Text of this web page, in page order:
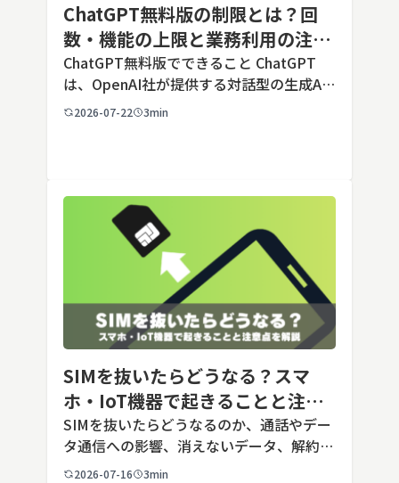
ChatGPT無料版の制限とは？回
数・機能の上限と業務利用の注意
点を解説【2026年最新】
ChatGPT無料版でできること ChatGPT
は、OpenAI社が提供する対話型の生成AI
サービスです。アカウントを登録すれば無
2026-07-22 3min
SIMを抜いたらどうなる？スマ
ホ・IoT機器で起きることと注意
点を解説
SIMを抜いたらどうなるのか、通話やデー
タ通信への影響、消えないデータ、解約や
端末譲渡時の注意点を整理。さらに法人・
2026-07-16 3min